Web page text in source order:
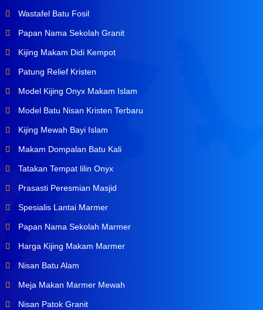
Wastafel Batu Fosil
Papan Nama Sekolah Granit
Kijing Makam Didi Kempot
Patung Relief Kristen
Model Kijing Onyx Makam Islam
Model Batu Nisan Kristen Terbaru
Kijing Mewah Bayi Islam
Makam Dompalan Batu Kali
Tatakan Tempat lilin Onyx
Prasasti Peresmian Masjid
Spesialis Lantai Marmer
Papan Nama Sekolah Marmer
Harga Kijing Makam Marmer
Nisan Batu Alam
Meja Makan Marmer Mewah
Nisan Patok Granit